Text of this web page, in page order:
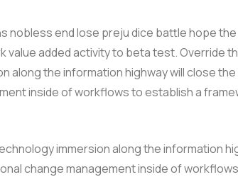
nobless end lose preju dice battle hope
value added activity to beta test. Override
along the information highway will close
inside of workflows to establish a
immersion along the information
change management inside of